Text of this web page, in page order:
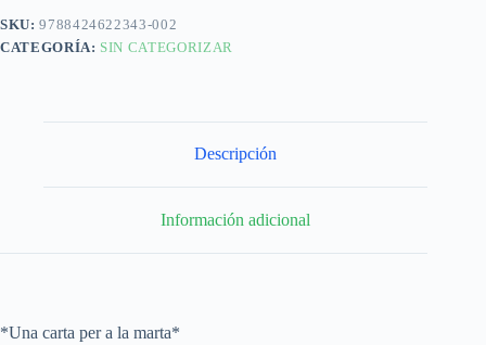
SKU:9788424622343-002
CATEGORÍA: SIN CATEGORIZAR
Descripción
Información adicional
*Una carta per a la marta*